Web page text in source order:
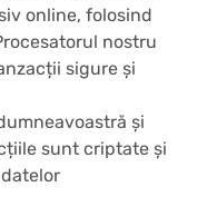
online, folosind
nostru
sigure și
și
sunt criptate și